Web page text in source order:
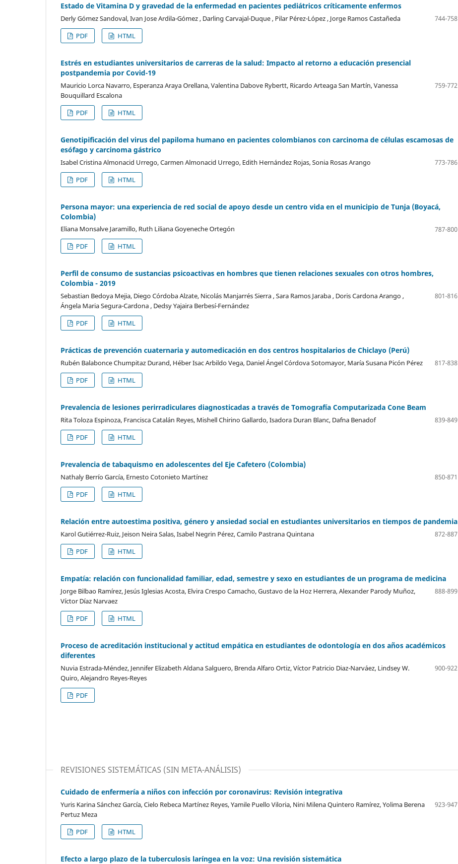
Estado de Vitamina D y gravedad de la enfermedad en pacientes pediátricos críticamente enfermos
Derly Gómez Sandoval, Ivan Jose Ardila-Gómez , Darling Carvajal-Duque , Pilar Pérez-López , Jorge Ramos Castañeda
744-758
PDF
HTML
Estrés en estudiantes universitarios de carreras de la salud: Impacto al retorno a educación presencial
postpandemia por Covid-19
Mauricio Lorca Navarro, Esperanza Araya Orellana, Valentina Dabove Rybertt, Ricardo Arteaga San Martín, Vanessa
Bouquillard Escalona
759-772
PDF HTML
Genotipificación del virus del papiloma humano en pacientes colombianos con carcinoma de células escamosas de
esófago y carcinoma gástrico
Isabel Cristina Almonacid Urrego, Carmen Almonacid Urrego, Edith Hernández Rojas, Sonia Rosas Arango
773-786
PDF
HTML
Persona mayor: una experiencia de red social de apoyo desde un centro vida en el municipio de Tunja (Boyacá,
Colombia)
Eliana Monsalve Jaramillo, Ruth Liliana Goyeneche Ortegón
787-800
PDF
HTML
Perfil de consumo de sustancias psicoactivas en hombres que tienen relaciones sexuales con otros hombres,
Colombia - 2019
Sebastian Bedoya Mejia, Diego Córdoba Alzate, Nicolás Manjarrés Sierra , Sara Ramos Jaraba , Doris Cardona Arango ,
Ángela Maria Segura-Cardona , Dedsy Yajaira Berbesí-Fernández
801-816
PDF HTML
Prácticas de prevención cuaternaria y automedicación en dos centros hospitalarios de Chiclayo (Perú)
Rubén Balabonce Chumpitaz Durand, Héber Isac Arbildo Vega, Daniel Ángel Córdova Sotomayor, María Susana Picón Pérez
817-838
PDF
HTML
Prevalencia de lesiones perirradiculares diagnosticadas a través de Tomografía Computarizada Cone Beam
Rita Toloza Espinoza, Francisca Catalán Reyes, Mishell Chirino Gallardo, Isadora Duran Blanc, Dafna Benadof
839-849
PDF
HTML
Prevalencia de tabaquismo en adolescentes del Eje Cafetero (Colombia)
Nathaly Berrío García, Ernesto Cotonieto Martínez
850-871
PDF
HTML
Relación entre autoestima positiva, género y ansiedad social en estudiantes universitarios en tiempos de pandemia
Karol Gutiérrez-Ruiz, Jeison Neira Salas, Isabel Negrin Pérez, Camilo Pastrana Quintana
872-887
PDF
HTML
Empatía: relación con funcionalidad familiar, edad, semestre y sexo en estudiantes de un programa de medicina
Jorge Bilbao Ramírez, Jesús Iglesias Acosta, Elvira Crespo Camacho, Gustavo de la Hoz Herrera, Alexander Parody Muñoz,
Víctor Díaz Narvaez
888-899
PDF HTML
Proceso de acreditación institucional y actitud empática en estudiantes de odontología en dos años académicos
diferentes
Nuvia Estrada-Méndez, Jennifer Elizabeth Aldana Salguero, Brenda Alfaro Ortiz, Víctor Patricio Diaz-Narváez, Lindsey W.
Quiro, Alejandro Reyes-Reyes
900-922
PDF
REVISIONES SISTEMÁTICAS (SIN META-ANÁLISIS)
Cuidado de enfermería a niños con infección por coronavirus: Revisión integrativa
Yuris Karina Sánchez García, Cielo Rebeca Martínez Reyes, Yamile Puello Viloria, Nini Milena Quintero Ramírez, Yolima Berena
Pertuz Meza
923-947
PDF HTML
Efecto a largo plazo de la tuberculosis laríngea en la voz: Una revisión sistemática